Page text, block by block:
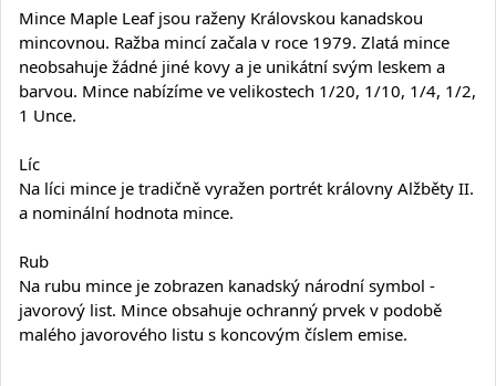
Mince Maple Leaf jsou raženy Královskou kanadskou
mincovnou. Ražba mincí začala v roce 1979. Zlatá mince
neobsahuje žádné jiné kovy a je unikátní svým leskem a
barvou. Mince nabízíme ve velikostech 1/20, 1/10, 1/4, 1/2,
1 Unce.
Líc
Na líci mince je tradičně vyražen portrét královny Alžběty II.
a nominální hodnota mince.
Rub
Na rubu mince je zobrazen kanadský národní symbol -
javorový list. Mince obsahuje ochranný prvek v podobě
malého javorového listu s koncovým číslem emise.